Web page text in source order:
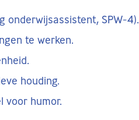
onderwijsassistent, SPW-4).
te werken.
houding.
voor humor.